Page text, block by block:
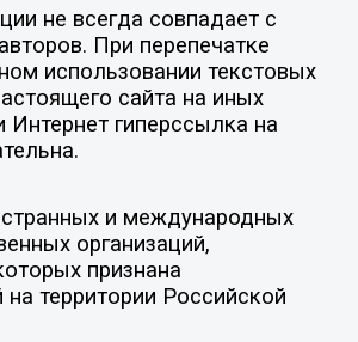
не всегда совпадает с
При перепечатке
использовании текстовых
сайта на иных
Интернет гиперссылка на
и международных
организаций,
признана
территории Российской